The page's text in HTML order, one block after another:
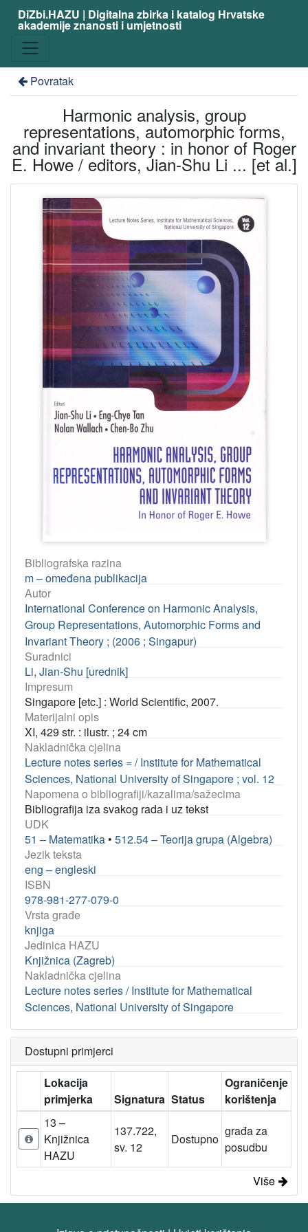
DiZbi.HAZU | Digitalna zbirka i katalog Hrvatske
akademije znanosti i umjetnosti
Povratak
Harmonic analysis, group
representations, automorphic forms,
and invariant theory : in honor of Roger
E. Howe / editors, Jian-Shu Li ... [et al.]
Bibliografska razina
m – omeđena publikacija
Autor
International Conference on Harmonic Analysis,
Group Representations, Automorphic Forms and
Invariant Theory ; (2006 ; Singapur)
Suradnici
Li, Jian-Shu [urednik]
Impresum
Singapore [etc.] : World Scientific, 2007.
Materijalni opis
XI, 429 str. : ilustr. ; 24 cm
Nakladnička cjelina
Lecture notes series = / Institute for Mathematical
Sciences, National University of Singapore ; vol. 12
Napomena o bibliografiji/kazalima/sažecima
Bibliografija iza svakog rada i uz tekst
UDK
51 – Matematika • 512.54 – Teorija grupa (Algebra)
Jezik teksta
eng – engleski
ISBN
978-981-277-079-0
Vrsta građe
knjiga
Jedinica HAZU
Knjižnica (Zagreb)
Nakladnička cjelina
Lecture notes series / Institute for Mathematical
Sciences, National University of Singapore
Dostupni primjerci
Lokacija
primjerka
Signatura Status
Ograničenje
korištenja
13 –
Knjižnica
HAZU
137.722,
sv. 12
Dostupno
građa za
posudbu
Više